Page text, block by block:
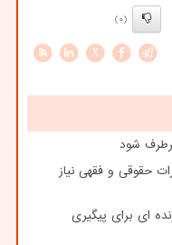
(0)
X
شود
حقوقی و فقهی نیاز
ای برای پیگیری